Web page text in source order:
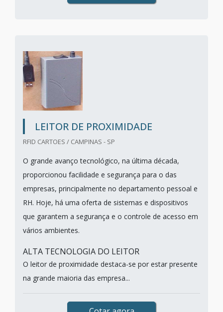
LEITOR DE PROXIMIDADE
RFID CARTOES / CAMPINAS - SP
O grande avanço tecnológico, na última década,
proporcionou facilidade e segurança para o das
empresas, principalmente no departamento pessoal e
RH. Hoje, há uma oferta de sistemas e dispositivos
que garantem a segurança e o controle de acesso em
vários ambientes.
ALTA TECNOLOGIA DO LEITOR
O leitor de proximidade destaca-se por estar presente
na grande maioria das empresa...